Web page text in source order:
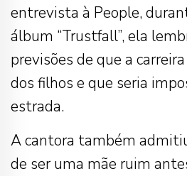
entrevista à People,
álbum “Trustfall”, ela
previsões de que a
dos filhos e que seria
estrada.
A cantora também
de ser uma mãe ruim